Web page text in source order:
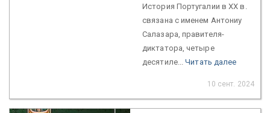
История Португалии в ХХ в.
связана с именем Антониу
Салазара, правителя-
диктатора, четыре
десятиле...Читать далее
10 сент. 2024